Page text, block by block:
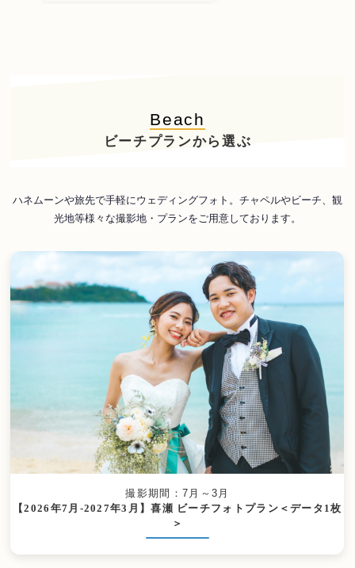
Beach
ビーチプランから選ぶ
ハネムーンや旅先で手軽にウェディングフォト。チャペルやビーチ、観
光地等様々な撮影地・プランをご用意しております。
撮影期間：7月～3月
【2026年7月-2027年3月】喜瀬 ビーチフォトプラン＜データ1枚
＞